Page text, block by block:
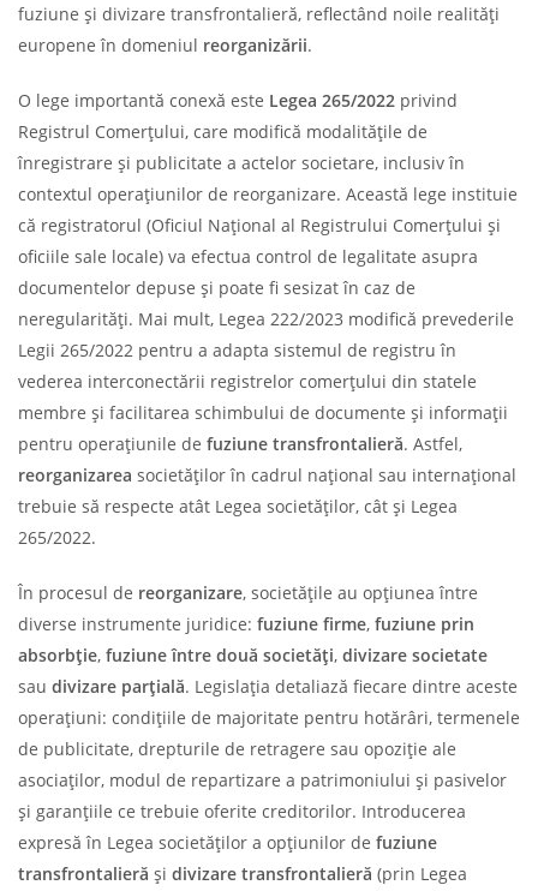
fuziune și divizare transfrontalieră, reflectând noile realități
europene în domeniul reorganizării.
O lege importantă conexă este Legea 265/2022 privind
Registrul Comerțului, care modifică modalitățile de
înregistrare și publicitate a actelor societare, inclusiv în
contextul operațiunilor de reorganizare. Această lege instituie
că registratorul (Oficiul Național al Registrului Comerțului și
oficiile sale locale) va efectua control de legalitate asupra
documentelor depuse și poate fi sesizat în caz de
neregularități. Mai mult, Legea 222/2023 modifică prevederile
Legii 265/2022 pentru a adapta sistemul de registru în
vederea interconectării registrelor comerțului din statele
membre și facilitarea schimbului de documente și informații
pentru operațiunile de fuziune transfrontalieră. Astfel,
reorganizarea societăților în cadrul național sau internațional
trebuie să respecte atât Legea societăților, cât și Legea
265/2022.
În procesul de reorganizare, societățile au opțiunea între
diverse instrumente juridice: fuziune firme, fuziune prin
absorbție, fuziune între două societăți, divizare societate
sau divizare parțială. Legislația detaliază fiecare dintre aceste
operațiuni: condițiile de majoritate pentru hotărâri, termenele
de publicitate, drepturile de retragere sau opoziție ale
asociaților, modul de repartizare a patrimoniului și pasivelor
și garanțiile ce trebuie oferite creditorilor. Introducerea
expresă în Legea societăților a opțiunilor de fuziune
transfrontalieră și divizare transfrontalieră (prin Legea